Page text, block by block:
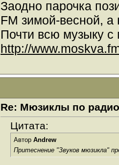
Заодно парочка
FM зимой-весной,
Почти всю музыку с
http://
Re: Мюзиклы по радио
Цитата:
Автор Andrew
Притеснение "Звуков мюзикла"